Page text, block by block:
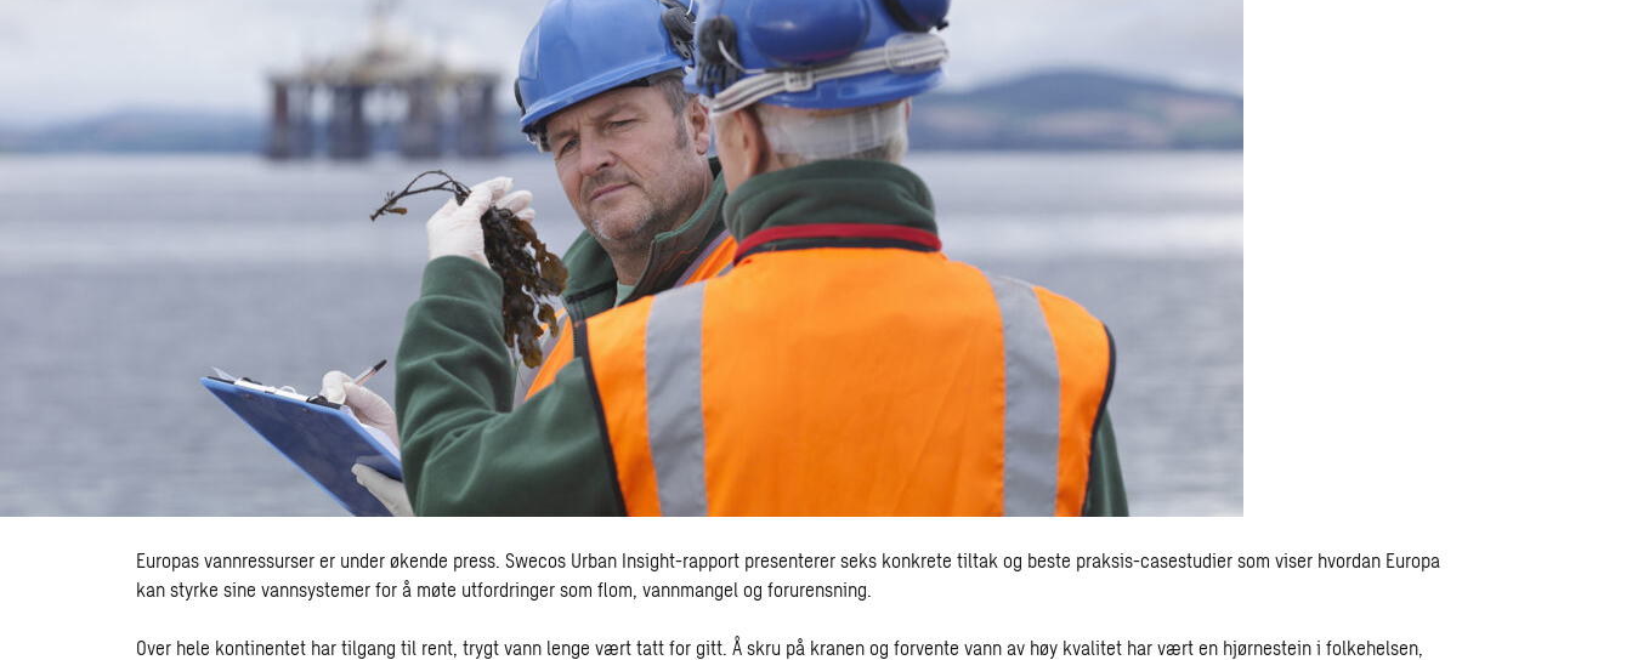
Europas vannressurser er under økende press. Swecos Urban Insight-rapport presenterer seks konkrete tiltak og beste praksis-casestudier som viser hvordan Europa
kan styrke sine vannsystemer for å møte utfordringer som flom, vannmangel og forurensning.
Over hele kontinentet har tilgang til rent, trygt vann lenge vært tatt for gitt. Å skru på kranen og forvente vann av høy kvalitet har vært en hjørnestein i folkehelsen,